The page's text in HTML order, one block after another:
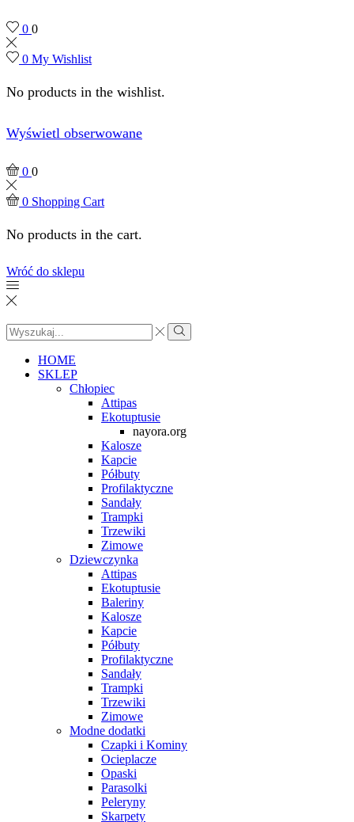
0 0
0 My Wishlist
No products in the wishlist.
Wyświetl obserwowane
0 0
0 Shopping Cart
No products in the cart.
Wróć do sklepu
Search
input
Search
HOME
SKLEP
Chłopiec
Attipas
Ekotuptusie
nayora.org
Kalosze
Kapcie
Półbuty
Profilaktyczne
Sandały
Trampki
Trzewiki
Zimowe
Dziewczynka
Attipas
Ekotuptusie
Baleriny
Kalosze
Kapcie
Półbuty
Profilaktyczne
Sandały
Trampki
Trzewiki
Zimowe
Modne dodatki
Czapki i Kominy
Ocieplacze
Opaski
Parasolki
Peleryny
Skarpety